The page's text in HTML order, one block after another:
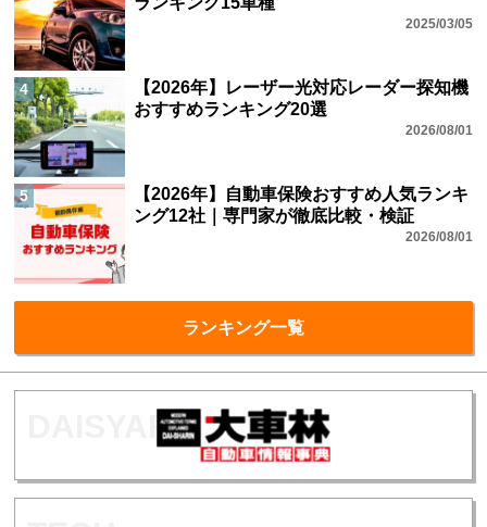
2025/03/05
4
【2026年】レーザー光対応レーダー探知機
おすすめランキング20選
2026/08/01
5
【2026年】自動車保険おすすめ人気ランキ
ング12社｜専門家が徹底比較・検証
2026/08/01
ランキング一覧